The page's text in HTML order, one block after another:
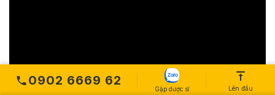
0902 6669 62
Gặp dược sĩ Lên đầu